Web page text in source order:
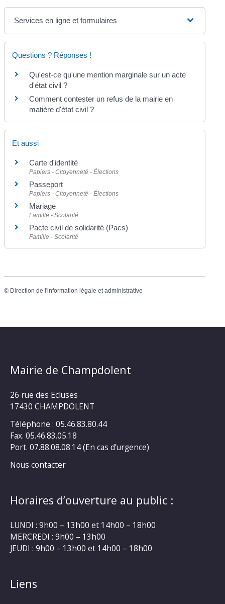
Services en ligne et formulaires
Questions ? Réponses !
Qu'est-ce qu'une mention marginale sur un acte
d'état civil ?
Comment contester un refus de la mairie en
matière d'état civil ?
Et aussi
Carte d'identité
Papiers - Citoyenneté - Élections
Passeport
Papiers - Citoyenneté - Élections
Mariage
Famille - Scolarité
Pacte civil de solidarité (Pacs)
Famille - Scolarité
© Direction de l'information légale et administrative
Mairie de Champdolent
26 rue des Ecluses
17430 CHAMPDOLENT
Téléphone : 05.46.83.80.44
Fax. 05.46.83.05.18
Port. 07.88.08.08.14 (En cas d’urgence)
Nous contacter
Horaires d’ouverture au public :
LUNDI : 9h00 – 13h00 et 14h00 – 18h00
MERCREDI : 9h00 – 13h00
JEUDI : 9h00 – 13h00 et 14h00 – 18h00
Liens